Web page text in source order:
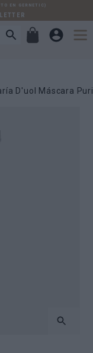
EN GERNETIC)
D'uol Máscara